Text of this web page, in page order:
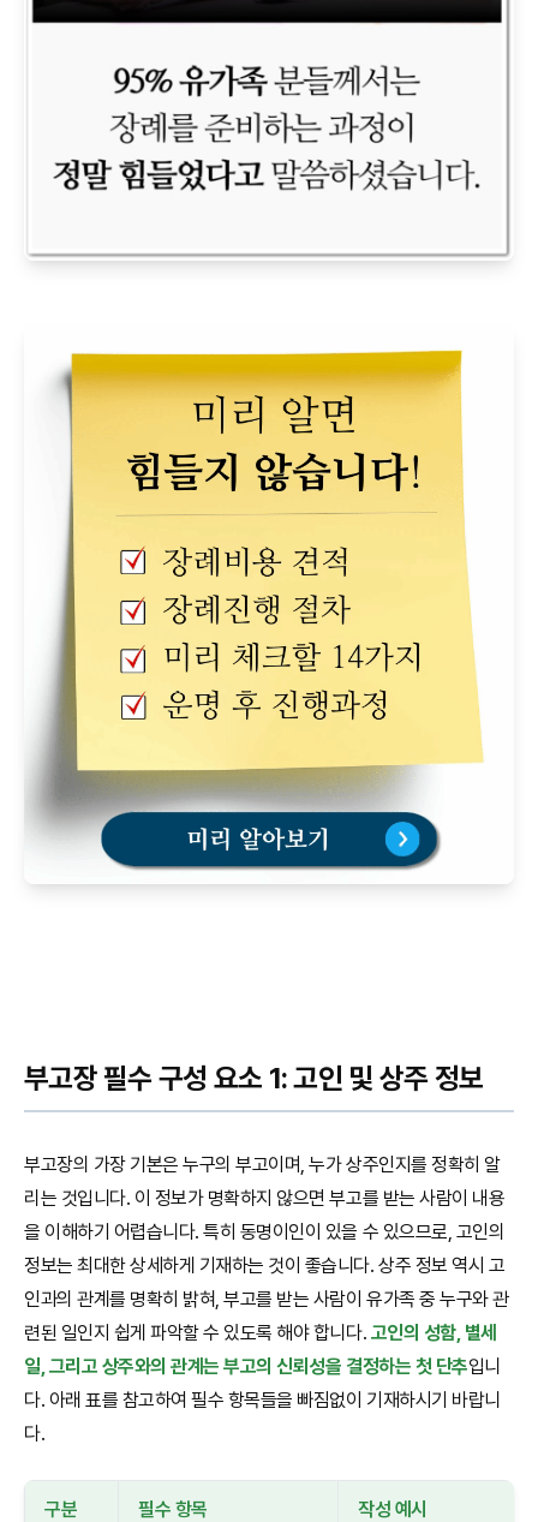
부고장 필수 구성 요소 1: 고인 및 상주 정보
부고장의 가장 기본은 누구의 부고이며, 누가 상주인지를 정확히 알
리는 것입니다. 이 정보가 명확하지 않으면 부고를 받는 사람이 내용
을 이해하기 어렵습니다. 특히 동명이인이 있을 수 있으므로, 고인의
정보는 최대한 상세하게 기재하는 것이 좋습니다. 상주 정보 역시 고
인과의 관계를 명확히 밝혀, 부고를 받는 사람이 유가족 중 누구와 관
련된 일인지 쉽게 파악할 수 있도록 해야 합니다. 고인의 성함, 별세
일, 그리고 상주와의 관계는 부고의 신뢰성을 결정하는 첫 단추입니
다. 아래 표를 참고하여 필수 항목들을 빠짐없이 기재하시기 바랍니
다.
구분 필수 항목 작성 예시